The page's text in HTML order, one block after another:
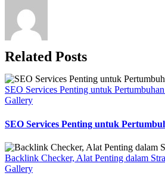
Related Posts
SEO Services Penting untuk
Gallery
SEO Services Penting untuk
Backlink Checker, Alat Penting dalam
Gallery